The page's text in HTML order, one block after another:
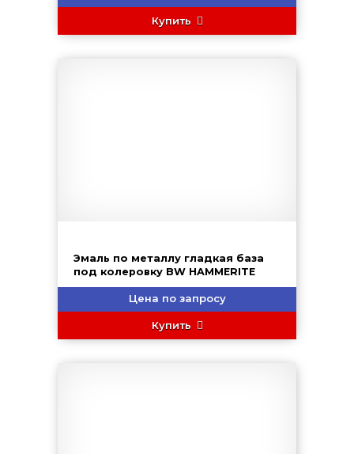
Купить
Эмаль по металлу гладкая база
под колеровку BW HAMMERITE
Цена по запросу
Купить